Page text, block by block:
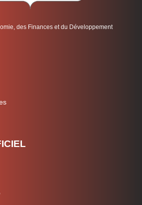
des Finances et du Développement